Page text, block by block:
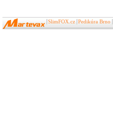
SlimFOX.cz Pedikúra Brno